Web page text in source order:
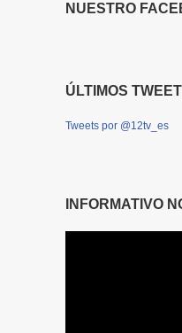
NUESTRO
ÚLTIMOS
Tweets por @12tv_es
INFORMATIVO